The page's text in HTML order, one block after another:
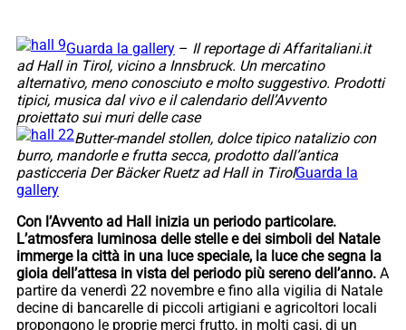
Guarda la gallery – Il reportage di Affaritaliani.it
ad Hall in Tirol, vicino a Innsbruck. Un mercatino
alternativo, meno conosciuto e molto suggestivo. Prodotti
tipici, musica dal vivo e il calendario dell’Avvento
proiettato sui muri delle case
Butter-mandel stollen, dolce tipico natalizio con
burro, mandorle e frutta secca, prodotto dall’antica
pasticceria Der Bäcker Ruetz ad Hall in TirolGuarda la
gallery
Con l’Avvento ad Hall inizia un periodo particolare.
L’atmosfera luminosa delle stelle e dei simboli del Natale
immerge la città in una luce speciale, la luce che segna la
gioia dell’attesa in vista del periodo più sereno dell’anno. A
partire da venerdì 22 novembre e fino alla vigilia di Natale
decine di bancarelle di piccoli artigiani e agricoltori locali
propongono le proprie merci frutto, in molti casi, di un